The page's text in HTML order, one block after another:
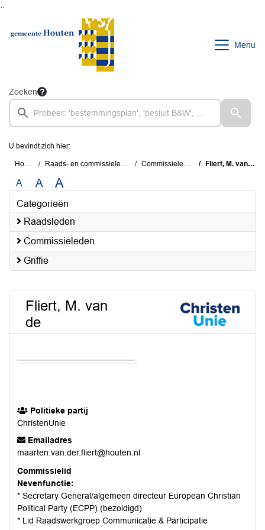
Menu
Zoeken
U bevindt zich hier:
Home Raads- en commissieleden Commissieleden Fliert, M. van de
A A A
Categorieën
Raadsleden
Commissieleden
Griffie
Fliert, M. van
de
Politieke partij
ChristenUnie
Emailadres
maarten.van.der.fliert@houten.nl
Commissielid
Nevenfunctie:
* Secretary General/algemeen directeur European Christian
Political Party (ECPP) (bezoldigd)
* Lid Raadswerkgroep Communicatie & Participatie